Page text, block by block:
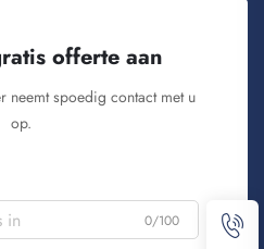
offerte aan
neemt spoedig contact met u
op.
0/100